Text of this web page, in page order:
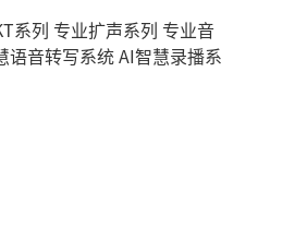
系列 专业扩声系列 专业音
语音转写系统AI智慧录播系